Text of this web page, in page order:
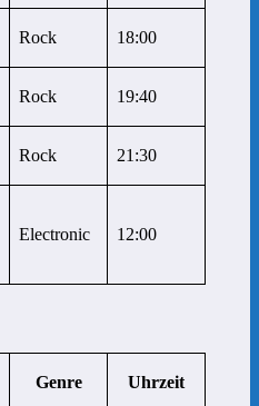
Rock 18:00
Rock 19:40
Rock 21:30
Electronic 12:00
Genre Uhrzeit